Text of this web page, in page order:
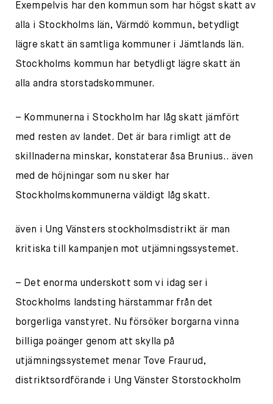
Exempelvis har den kommun som har högst skatt av
alla i Stockholms län, Värmdö kommun, betydligt
lägre skatt än samtliga kommuner i Jämtlands län.
Stockholms kommun har betydligt lägre skatt än
alla andra storstadskommuner.
– Kommunerna i Stockholm har låg skatt jämfört
med resten av landet. Det är bara rimligt att de
skillnaderna minskar, konstaterar åsa Brunius.. även
med de höjningar som nu sker har
Stockholmskommunerna väldigt låg skatt.
även i Ung Vänsters stockholmsdistrikt är man
kritiska till kampanjen mot utjämningssystemet.
– Det enorma underskott som vi idag ser i
Stockholms landsting härstammar från det
borgerliga vanstyret. Nu försöker borgarna vinna
billiga poänger genom att skylla på
utjämningssystemet menar Tove Fraurud,
distriktsordförande i Ung Vänster Storstockholm